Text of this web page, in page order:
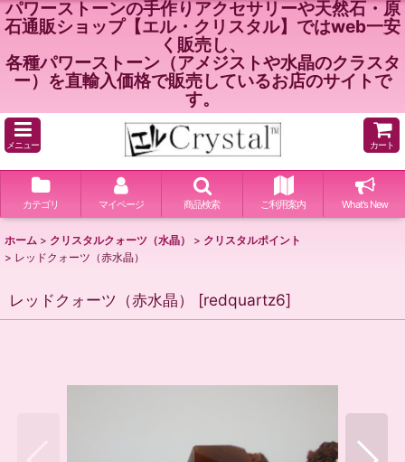
パワーストーンの手作りアクセサリーや天然石・原
石通販ショップ【エル・クリスタル】ではweb一安
く販売し、
各種パワーストーン（アメジストや水晶のクラスタ
ー）を直輸入価格で販売しているお店のサイトで
す。
メニュー カート
カテゴリ マイページ 商品検索 ご利用案内 What's New
ホーム > クリスタルクォーツ（水晶） > クリスタルポイント
> レッドクォーツ（赤水晶）
レッドクォーツ（赤水晶） [redquartz6]